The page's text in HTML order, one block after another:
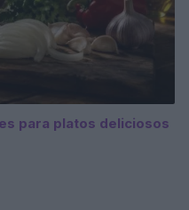
para platos deliciosos